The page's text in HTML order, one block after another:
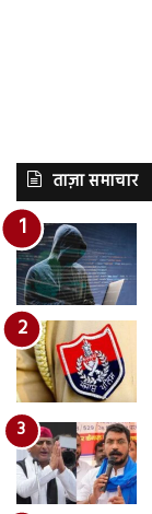
ताज़ा समाचार